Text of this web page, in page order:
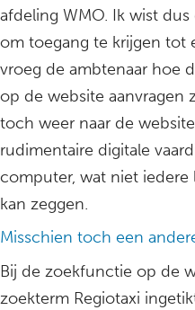
afdeling WMO. Ik wist
om toegang te krijgen tot
vroeg de ambtenaar hoe
op de website aanvragen
toch weer naar de
rudimentaire digitale
computer, wat niet iedere
kan zeggen.
Misschien toch een
Bij de zoekfunctie op de
zoekterm Regiotaxi